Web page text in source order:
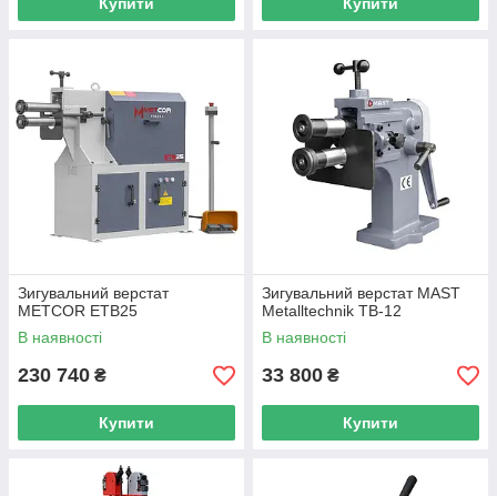
Зигувальний верстат
METCOR ETB25
В наявності
230 740 ₴
Купити
Зигувальний верстат MAST
Metalltechnik TB-12
В наявності
33 800 ₴
Купити